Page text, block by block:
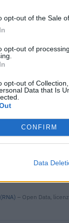
opt-out of the Sale
opt-out of
opt-out of
Data that Is
CONFIRM
Data
nel bienni
previdenziali per
nel bienni
previdenziali per
1
a seguito della
mo
per
nel
per
1
a seguito della
mo
– Open Data,